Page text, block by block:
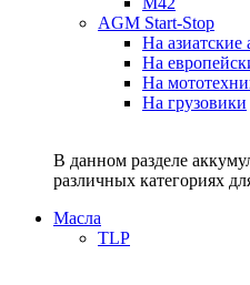
AGM Start-Stop
На азиатские
На
На
На грузовики
В данном разделе
различных категориях
Масла
TLP